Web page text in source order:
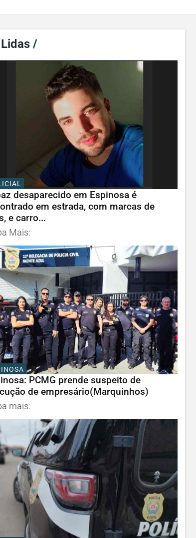
/
desaparecido em Espinosa é
em estrada, com marcas de
e carro...
Mais:
PCMG prende suspeito de
de empresário(Marquinhos)
mais: